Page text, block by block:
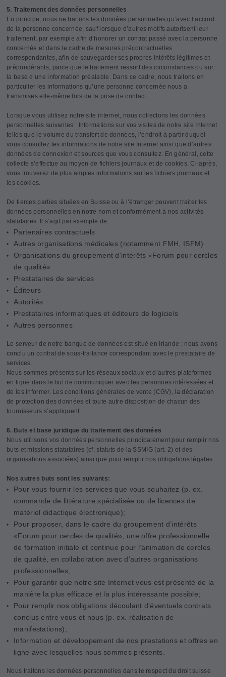
5. Traitement des données personnelles
En principe, nous ne traitons les données personnelles qu’avec l’accord
de la personne concernée, sauf lorsque d’autres motifs autorisent leur
traitement, par exemple afin d’honorer un contrat passé avec la personne
concernée et dans le cadre de mesures précontractuelles
correspondantes, afin de sauvegarder ses propres intérêts légitimes et
prépondérants, parce que le traitement ressort des circonstances ou sur
la base d’une information préalable. Dans ce cadre, nous traitons en
particulier les informations qu’une personne concernée nous a
transmises elle-même lors de la prise de contact.
Lorsque vous utilisez notre site internet, nous collectons les données
personnelles suivantes : Informations sur vos visites de notre site Internet
telles que le volume du transfert de données, l’endroit à partir duquel
vous consultez les informations de notre site Internet ainsi que d’autres
données de connexion et sources que vous consultez. En général, cette
collecte s’effectue au moyen de fichiers journaux et de cookies. Ci-après,
vous trouverez de plus amples informations sur les fichiers journaux et
les cookies.
De tierces parties situées en Suisse ou à l’étranger peuvent traiter les
données personnelles en notre nom et conformément à nos activités
statutaires. Il s’agit par exemple de:
Partenaires contractuels
Autres organisations médicales (notamment FMH, ISFM)
Organisations du groupement d’intérêts «Forum pour cercles
de qualité»
Prestataires de services
Éditeurs
Autorités
Prestataires informatiques et éditeurs de logiciels
Autres personnes
Le serveur de notre banque de données est situé en Irlande ; nous avons
conclu un contrat de sous-traitance correspondant avec le prestataire de
services.
Nous sommes présents sur les réseaux sociaux et d’autres plateformes
en ligne dans le but de communiquer avec les personnes intéressées et
de les informer. Les conditions générales de vente (CGV), la déclaration
de protection des données et toute autre disposition de chacun des
fournisseurs s’appliquent.
6. Buts et base juridique du traitement des données
Nous utilisons vos données personnelles principalement pour remplir nos
buts et missions statutaires (cf. statuts de la SSMIG (art. 2) et des
organisations associées) ainsi que pour remplir nos obligations légales.
Nos autres buts sont les suivants:
Pour vous fournir les services que vous souhaitez (p. ex.
commande de littérature spécialisée ou de licences de
matériel didactique électronique);
Pour proposer, dans le cadre du groupement d’intérêts
«Forum pour cercles de qualité», une offre professionnelle
de formation initiale et continue pour l’animation de cercles
de qualité, en collaboration avec d’autres organisations
professionnelles;
Pour garantir que notre site Internet vous est présenté de la
manière la plus efficace et la plus intéressante possible;
Pour remplir nos obligations découlant d’éventuels contrats
conclus entre vous et nous (p. ex. réalisation de
manifestations);
Information et développement de nos prestations et offres en
ligne avec lesquelles nous sommes présents.
Nous traitons les données personnelles dans le respect du droit suisse